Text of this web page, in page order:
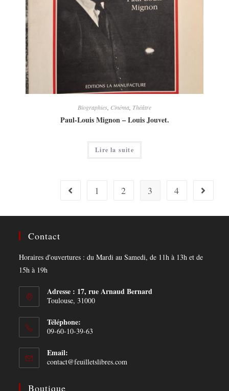
Biographies Cinéma Théâtre
Paul-Louis Mignon – Louis Jouvet.
Lire la suite
1 2 3 4
Contact
Horaires d'ouvertures : du Mardi au Samedi, de 11h à 13h et de
15h à 19h
Adresse : 17, rue Arnaud Bernard
Toulouse, 31000
Téléphone:
09-60-10-39-63
Email:
contact@feuilletslibres.com
Boutique